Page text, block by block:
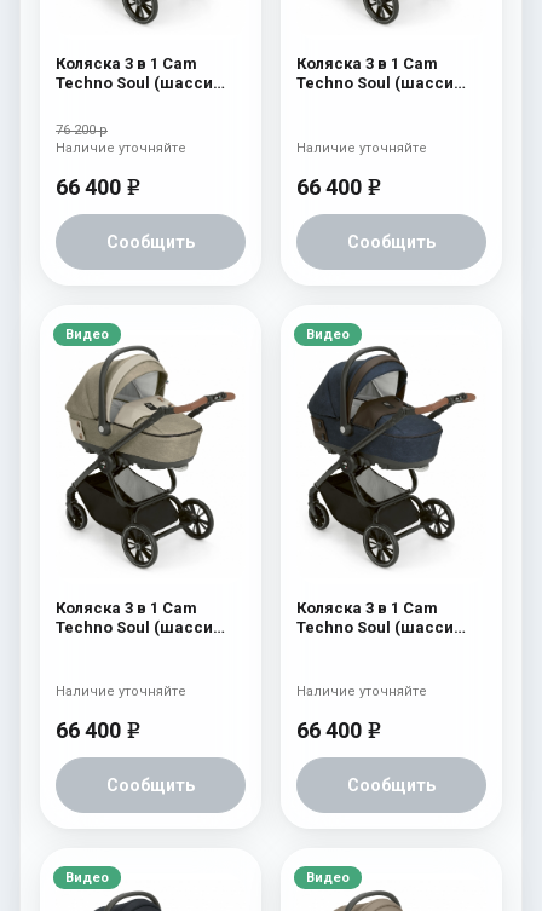
Коляска 3 в 1 Cam
Techno Soul (шасси
76 200 р
66 400 e
Сообщить
Наличие уточняйте
Коляска 3 в 1 Cam
Techno Soul (шасси
66 400 e
Сообщить
Наличие уточняйте
Видео
Коляска 3 в 1 Cam
Techno Soul (шасси
66 400 e
Сообщить
Наличие уточняйте
Видео
Коляска 3 в 1 Cam
Techno Soul (шасси
66 400 e
Сообщить
Наличие уточняйте
Видео Видео